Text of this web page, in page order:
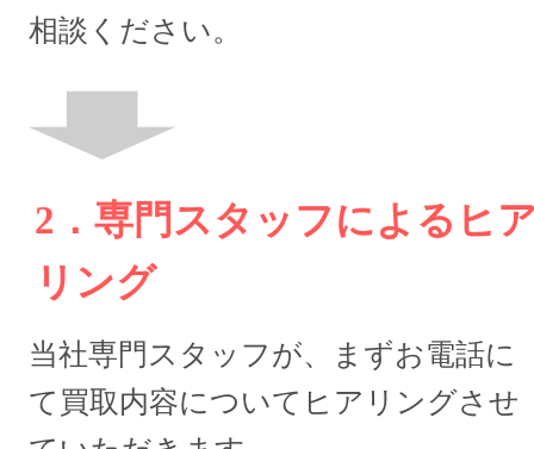
相談ください。
2．専門スタッフによるヒ
リング
当社専門スタッフが、まずお電話に
て買取内容についてヒアリングさせ